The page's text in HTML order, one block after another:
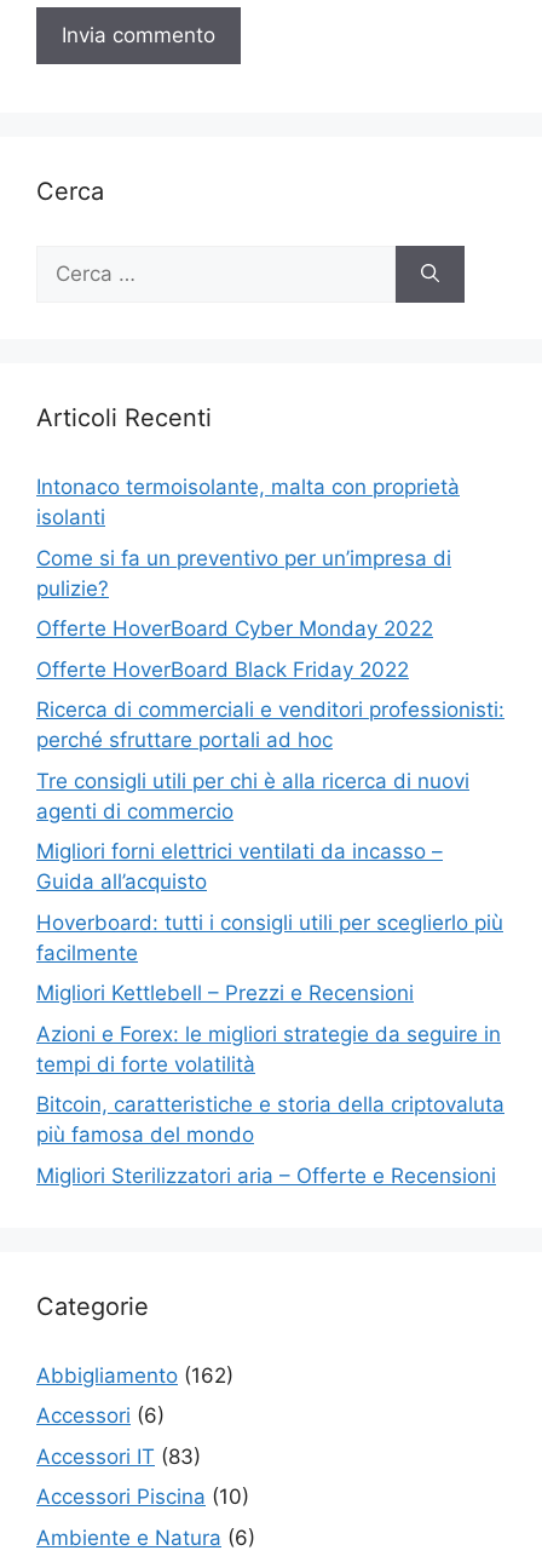
Cerca
Ricerca
Articoli Recenti
Intonaco termoisolante, malta con proprietà
isolanti
Come si fa un preventivo per un’impresa di
pulizie?
Offerte HoverBoard Cyber Monday 2022
Offerte HoverBoard Black Friday 2022
Ricerca di commerciali e venditori professionisti:
perché sfruttare portali ad hoc
Tre consigli utili per chi è alla ricerca di nuovi
agenti di commercio
Migliori forni elettrici ventilati da incasso –
Guida all’acquisto
Hoverboard: tutti i consigli utili per sceglierlo più
facilmente
Migliori Kettlebell – Prezzi e Recensioni
Azioni e Forex: le migliori strategie da seguire in
tempi di forte volatilità
Bitcoin, caratteristiche e storia della criptovaluta
più famosa del mondo
Migliori Sterilizzatori aria – Offerte e Recensioni
Categorie
Abbigliamento (162)
Accessori (6)
Accessori IT (83)
Accessori Piscina (10)
Ambiente e Natura (6)